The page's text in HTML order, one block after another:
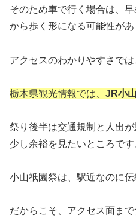
そのため車で行く場合は、
から歩く形になる可能性があ
アクセスのわかりやすさで
栃木県観光情報では、 JR小
祭り後半は交通規制と人出
少し余裕を見たいところです
小山祇園祭は、駅近なのに伝
だからこそ、アクセス面ま